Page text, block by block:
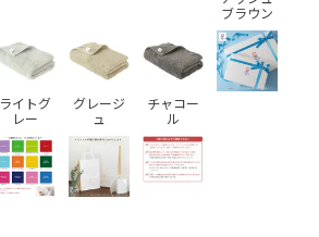
ブラウン
ライトグ
レー
グレージ
ュ
チャコー
ル